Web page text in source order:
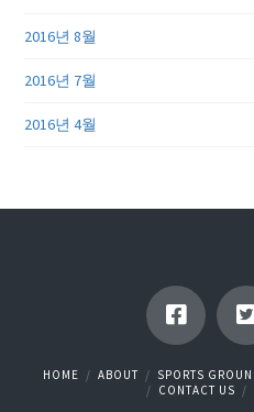
2016년 8월
2016년 7월
2016년 4월
HOME ABOUT SPORTS
CONTACT US